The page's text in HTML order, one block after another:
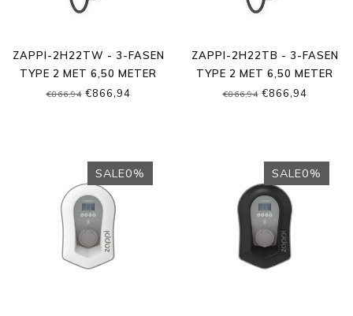
ZAPPI-2H22TW - 3-FASEN
TYPE 2 MET 6,50 METER
KABEL
€866,94€866,94
ZAPPI-2H22TB - 3-FASEN
TYPE 2 MET 6,50 METER
KABEL
€866,94€866,94
SALE0% SALE0%